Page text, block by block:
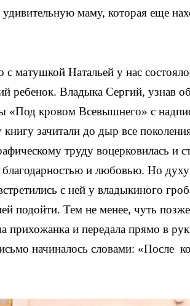
маму, которая еще
с матушкой Натальей у нас
ребенок. Владыка Сергий, узнав
«Под кровом Всевышнего» с
книгу зачитали до дыр все
труду воцерковилась и
благодарностью и любовью. Но
с ней у владыкиного
подойти. Тем не менее, чуть позже
прихожанка и передала прямо в
начиналось словами: «После